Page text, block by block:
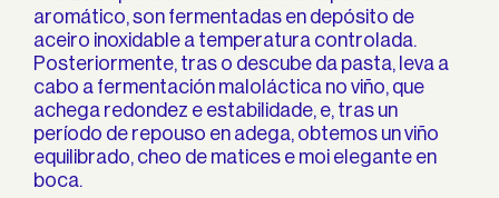
aromático, son fermentadas en depósito de
aceiro inoxidable a temperatura controlada.
Posteriormente, tras o descube da pasta, leva a
cabo a fermentación maloláctica no viño, que
achega redondez e estabilidade, e, tras un
período de repouso en adega, obtemos un viño
equilibrado, cheo de matices e moi elegante en
boca.